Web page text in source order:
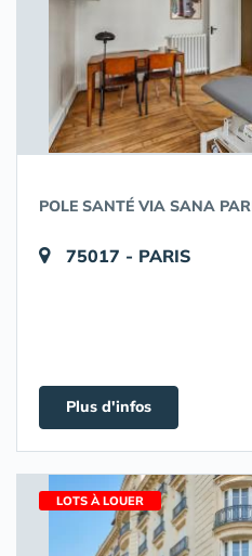
POLE SANTÉ VIA SANA
75017 - PARIS
Plus d'infos
LOTS À LOUER